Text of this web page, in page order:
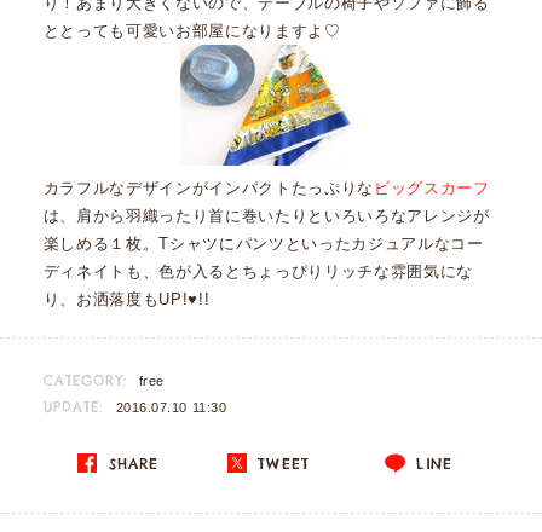
ととっても可愛いお部屋になりますよ♡
カラフルなデザインがインパクトたっぷりな ビッグスカーフ
は、肩から羽織ったり首に巻いたりといろいろなアレンジが
楽しめる１枚。Tシャツにパンツといったカジュアルなコー
ディネイトも、色が入るとちょっぴりリッチな雰囲気にな
り、お洒落度もUP!♥!!
CATEGORY: free
UPDATE: 2016.07.10 11:30
SHARE TWEET LINE